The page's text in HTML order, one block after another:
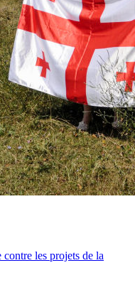
contre les projets de la